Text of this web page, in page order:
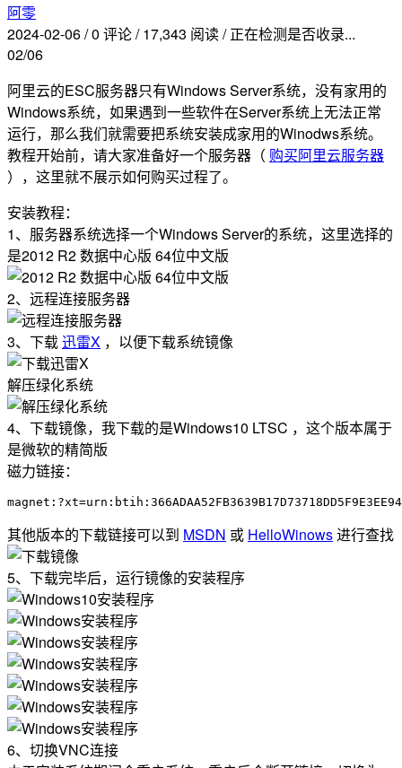
阿零
2024-02-06/0 评论/ 17,343 阅读/ 正在检测是否收录...
02/06
阿里云的ESC服务器只有Windows Server系统，没有家用的
Windows系统，如果遇到一些软件在Server系统上无法正常
运行，那么我们就需要把系统安装成家用的Winodws系统。
教程开始前，请大家准备好一个服务器（ 购买阿里云服务器
），这里就不展示如何购买过程了。
安装教程：
1、服务器系统选择一个Windows Server的系统，这里选择的
是2012 R2 数据中心版 64位中文版
2、远程连接服务器
3、下载迅雷X ，以便下载系统镜像
解压绿化系统
4、下载镜像，我下载的是Windows10 LTSC ，这个版本属于
是微软的精简版
磁力链接：
其他版本的下载链接可以到 MSDN 或 HelloWinows进行查找
5、下载完毕后，运行镜像的安装程序
6、切换VNC连接